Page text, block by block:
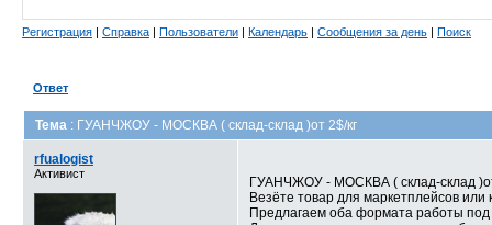
Регистрация | Справка | Пользователи | Календарь | Сообщения за день | Поиск
Ответ
Тема : ГУАНЧЖОУ - МОСКВА ( склад-склад )от 2$/кг
rfualogist
Активист
ГУАНЧЖОУ - МОСКВА ( склад-склад
Везёте товар для маркетплейсов
Предлагаем оба формата работы